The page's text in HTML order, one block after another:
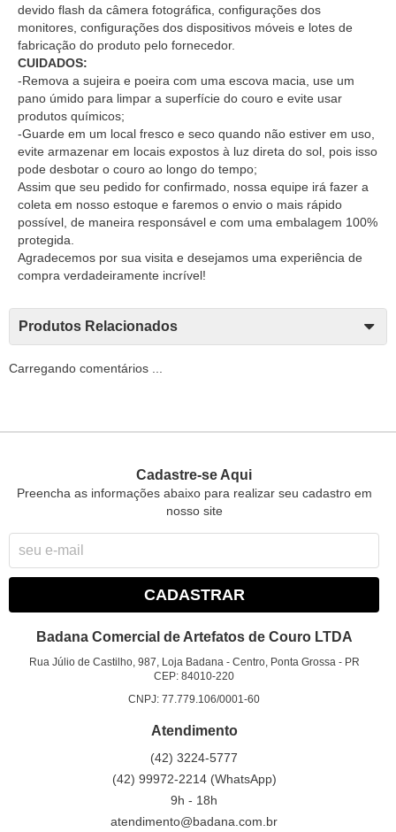
devido flash da câmera fotográfica, configurações dos
monitores, configurações dos dispositivos móveis e lotes de
fabricação do produto pelo fornecedor.
CUIDADOS:
-Remova a sujeira e poeira com uma escova macia, use um
pano úmido para limpar a superfície do couro e evite usar
produtos químicos;
-Guarde em um local fresco e seco quando não estiver em uso,
evite armazenar em locais expostos à luz direta do sol, pois isso
pode desbotar o couro ao longo do tempo;
Assim que seu pedido for confirmado, nossa equipe irá fazer a
coleta em nosso estoque e faremos o envio o mais rápido
possível, de maneira responsável e com uma embalagem 100%
protegida.
Agradecemos por sua visita e desejamos uma experiência de
compra verdadeiramente incrível!
Produtos Relacionados
Carregando comentários ...
Cadastre-se Aqui
Preencha as informações abaixo para realizar seu cadastro em
nosso site
CADASTRAR
Badana Comercial de Artefatos de Couro LTDA
Rua Júlio de Castilho, 987, Loja Badana - Centro, Ponta Grossa - PR
CEP: 84010-220
CNPJ: 77.779.106/0001-60
Atendimento
(42) 3224-5777
(42) 99972-2214 (WhatsApp)
9h - 18h
atendimento@badana.com.br